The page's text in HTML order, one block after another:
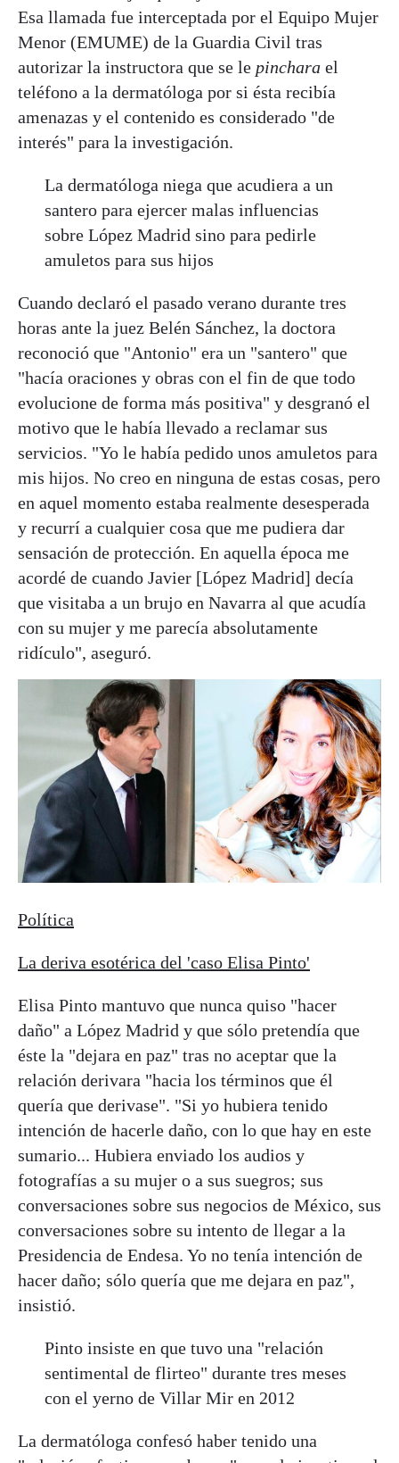
Esa llamada fue interceptada por el Equipo Mujer
Menor (EMUME) de la Guardia Civil tras
autorizar la instructora que se le pinchara el
teléfono a la dermatóloga por si ésta recibía
amenazas y el contenido es considerado "de
interés" para la investigación.
La dermatóloga niega que acudiera a un
santero para ejercer malas influencias
sobre López Madrid sino para pedirle
amuletos para sus hijos
Cuando declaró el pasado verano durante tres
horas ante la juez Belén Sánchez, la doctora
reconoció que "Antonio" era un "santero" que
"hacía oraciones y obras con el fin de que todo
evolucione de forma más positiva" y desgranó el
motivo que le había llevado a reclamar sus
servicios. "Yo le había pedido unos amuletos para
mis hijos. No creo en ninguna de estas cosas, pero
en aquel momento estaba realmente desesperada
y recurrí a cualquier cosa que me pudiera dar
sensación de protección. En aquella época me
acordé de cuando Javier [López Madrid] decía
que visitaba a un brujo en Navarra al que acudía
con su mujer y me parecía absolutamente
ridículo", aseguró.
Política
La deriva esotérica del 'caso Elisa Pinto'
Elisa Pinto mantuvo que nunca quiso "hacer
daño" a López Madrid y que sólo pretendía que
éste la "dejara en paz" tras no aceptar que la
relación derivara "hacia los términos que él
quería que derivase". "Si yo hubiera tenido
intención de hacerle daño, con lo que hay en este
sumario... Hubiera enviado los audios y
fotografías a su mujer o a sus suegros; sus
conversaciones sobre sus negocios de México, sus
conversaciones sobre su intento de llegar a la
Presidencia de Endesa. Yo no tenía intención de
hacer daño; sólo quería que me dejara en paz",
insistió.
Pinto insiste en que tuvo una "relación
sentimental de flirteo" durante tres meses
con el yerno de Villar Mir en 2012
La dermatóloga confesó haber tenido una